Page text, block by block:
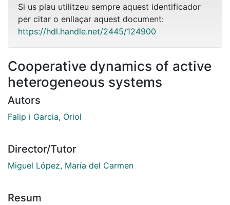
Si us plau utilitzeu sempre aquest identificador
per citar o enllaçar aquest document:
https://hdl.handle.net/2445/124900
Cooperative dynamics of active
heterogeneous systems
Autors
Falip i Garcia, Oriol
Director/Tutor
Miguel López, María del Carmen
Resum